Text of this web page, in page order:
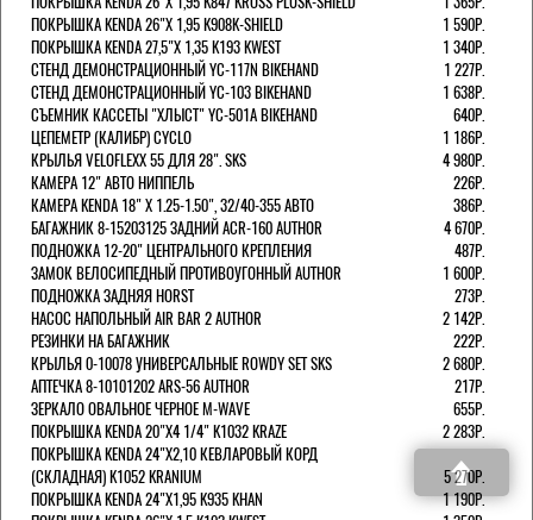
ПОКРЫШКА KENDA 26"Х 1,95 K908K-SHIELD
1 590Р.
ПОКРЫШКА KENDA 27,5"Х 1,35 K193 KWEST
1 340Р.
СТЕНД ДЕМОНСТРАЦИОННЫЙ YC-117N BIKEHAND
1 227Р.
СТЕНД ДЕМОНСТРАЦИОННЫЙ YC-103 BIKEHAND
1 638Р.
СЪЕМНИК КАССЕТЫ "ХЛЫСТ" YC-501A BIKEHAND
640Р.
ЦЕПЕМЕТР (КАЛИБР) CYCLO
1 186Р.
КРЫЛЬЯ VELOFLEXX 55 ДЛЯ 28". SKS
4 980Р.
КАМЕРА 12" АВТО НИППЕЛЬ
226Р.
КАМЕРА KENDA 18" Х 1.25-1.50", 32/40-355 АВТО
386Р.
БАГАЖНИК 8-15203125 ЗАДНИЙ ACR-160 AUTHOR
4 670Р.
ПОДНОЖКА 12-20" ЦЕНТРАЛЬНОГО КРЕПЛЕНИЯ
487Р.
ЗАМОК ВЕЛОСИПЕДНЫЙ ПРОТИВОУГОННЫЙ AUTHOR
1 600Р.
ПОДНОЖКА ЗАДНЯЯ HORST
273Р.
НАСОС НАПОЛЬНЫЙ AIR BAR 2 AUTHOR
2 142Р.
РЕЗИНКИ НА БАГАЖНИК
222Р.
КРЫЛЬЯ 0-10078 УНИВЕРСАЛЬНЫЕ ROWDY SET SKS
2 680Р.
АПТЕЧКА 8-10101202 ARS-56 AUTHOR
217Р.
ЗЕРКАЛО ОВАЛЬНОЕ ЧЕРНОЕ M-WAVE
655Р.
ПОКРЫШКА KENDA 20"Х4 1/4" K1032 KRAZE
2 283Р.
ПОКРЫШКА KENDA 24"Х2,10 КЕВЛАРОВЫЙ КОРД
(СКЛАДНАЯ) K1052 KRANIUM
5 270Р.
ПОКРЫШКА KENDA 24"Х1,95 K935 KHAN
1 190Р.